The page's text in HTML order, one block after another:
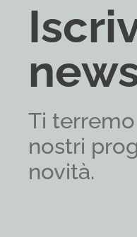
Ti terremo
nostri
novità.